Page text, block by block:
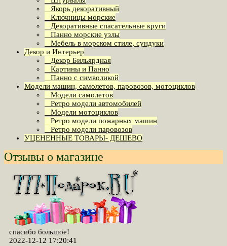
Якорь декоративный
Ключницы морские
Декоративные спасательные круги
Панно морские узлы
Мебель в морском стиле, сундуки
Декор и Интерьер
Декор Бильярдная
Картины и Панно
Панно с символикой
Модели машин, самолетов, паровозов, мотоциклов
Модели самолетов
Ретро модели автомобилей
Модели мотоциклов
Ретро модели пожарных машин
Ретро модели паровозов
УЦЕНЕННЫЕ ТОВАРЫ- ДЕШЕВО
Отзывы о магазине
cпасибо большое!
2022-12-12 17:20:41